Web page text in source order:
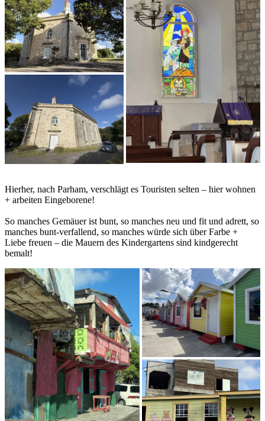
Hierher, nach Parham, verschlägt es Touristen selten – hier wohnen
+ arbeiten Eingeborene!
So manches Gemäuer ist bunt, so manches neu und fit und adrett, so
manches bunt-verfallend, so manches würde sich über Farbe +
Liebe freuen – die Mauern des Kindergartens sind kindgerecht
bemalt!